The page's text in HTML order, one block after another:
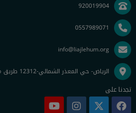
920019904
0557989071
info@liajlehum.org
الرياض- حي المعذر الشمالي-12312 طريق مكة المكرمة
تجدنا على